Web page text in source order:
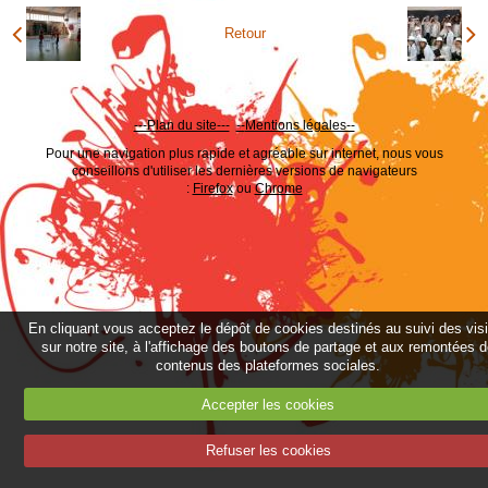
Retour
---Plan du site--- --Mentions légales--
Pour une navigation plus rapide et agréable sur internet, nous vous
conseillons d'utiliser les dernières versions de navigateurs
: FirefoxouChrome
En cliquant vous acceptez le dépôt de cookies destinés au suivi des
sur notre site, à l'affichage des boutons de partage et aux remontées
contenus des plateformes sociales.
Accepter les cookies
Refuser les cookies